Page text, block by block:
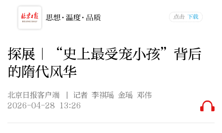
探展｜“史上最受宠小孩”背后
的隋代风华
北京日报客户端
| 记者 李祺瑶 金瑶 邓伟
2026-04-28 13:26